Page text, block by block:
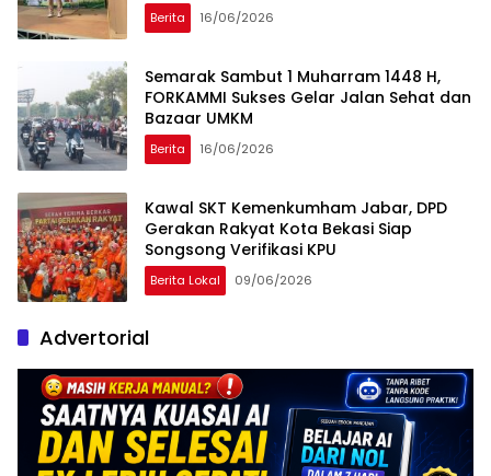
Berita 16/06/2026
Semarak Sambut 1 Muharram 1448 H,
FORKAMMI Sukses Gelar Jalan Sehat dan
Bazaar UMKM
Berita 16/06/2026
Kawal SKT Kemenkumham Jabar, DPD
Gerakan Rakyat Kota Bekasi Siap
Songsong Verifikasi KPU
Berita Lokal 09/06/2026
Advertorial